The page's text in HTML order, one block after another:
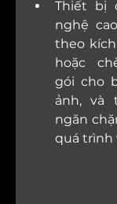
Thiết bị
nghệ
theo
hoặc
gói cho
ảnh, và
ngăn
quá trình